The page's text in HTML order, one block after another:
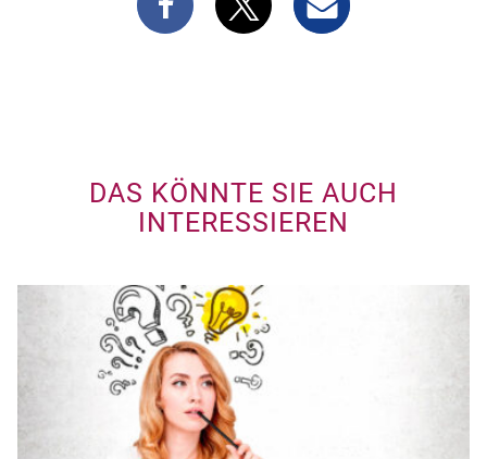
DAS KÖNNTE SIE AUCH
INTERESSIEREN